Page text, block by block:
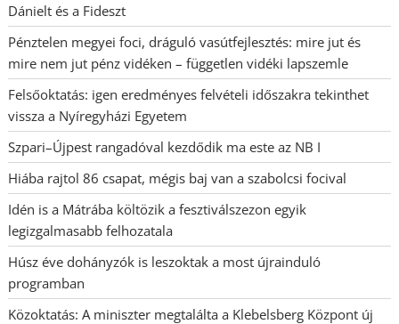
Dánielt és a Fideszt
Pénztelen megyei foci, dráguló vasútfejlesztés: mire jut és
mire nem jut pénz vidéken – független vidéki lapszemle
Felsőoktatás: igen eredményes felvételi időszakra tekinthet
vissza a Nyíregyházi Egyetem
Szpari–Újpest rangadóval kezdődik ma este az NB I
Hiába rajtol 86 csapat, mégis baj van a szabolcsi focival
Idén is a Mátrába költözik a fesztiválszezon egyik
legizgalmasabb felhozatala
Húsz éve dohányzók is leszoktak a most újrainduló
programban
Közoktatás: A miniszter megtalálta a Klebelsberg Központ új